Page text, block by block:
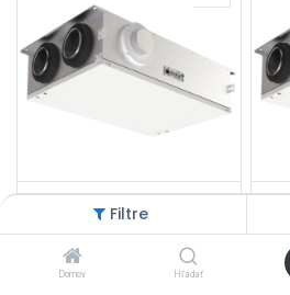
Filtre
Domov Hľadať
Flexit Nordic CL4 REL
4 565,81